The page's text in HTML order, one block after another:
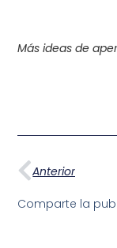
Más ideas de
Anterior
Comparte la